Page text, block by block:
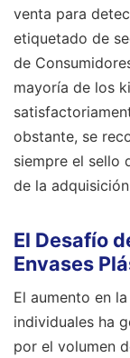
venta para
etiquetado de
de
mayoría de los
obstante, se
siempre el sello
de la
El Desafío
Envases
El aumento en
individuales ha
por el volumen